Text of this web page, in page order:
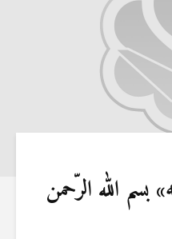
بسم الله الرّحمن